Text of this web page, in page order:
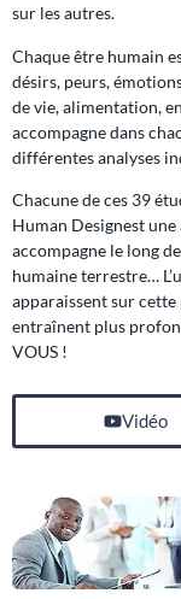
sur les autres.
Chaque être humain
désirs, peurs,
de vie, alimentation,
accompagne dans
différentes analyses
Chacune de ces 39
Human Designest
accompagne le long
humaine terrestre…
apparaissent sur cette
entraînent plus
VOUS !
Vidéo